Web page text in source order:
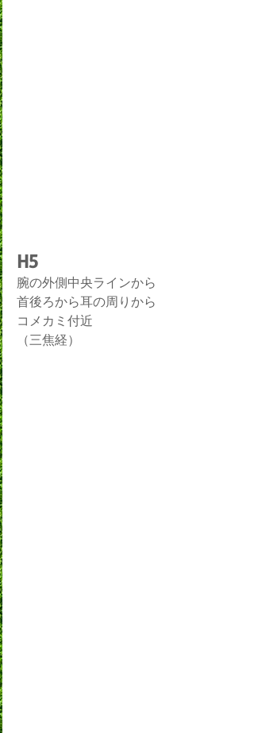
H5
腕の外側中央ラインから
首後ろから耳の周りから
コメカミ付近
（三焦経）